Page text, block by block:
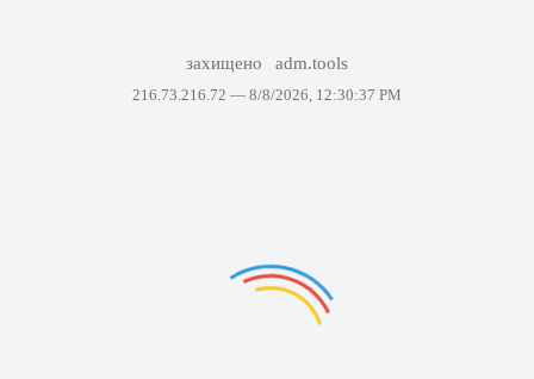
захищено adm.tools
216.73.216.72 — 8/8/2026, 12:30:37 PM